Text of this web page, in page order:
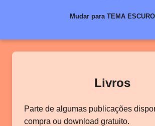
Mudar para TEMA ESCURO
Livros
Parte de algumas publicações
compra ou download gratuito.